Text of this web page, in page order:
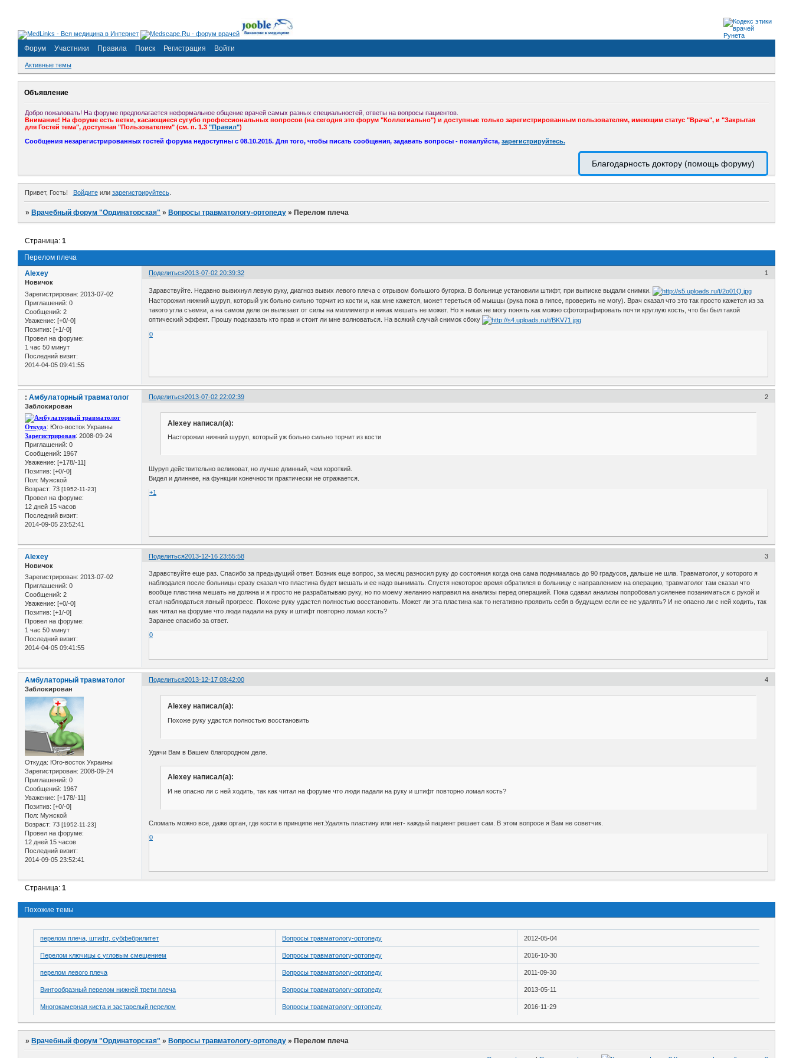
Форум Участники Правила Поиск Регистрация Войти
Активные темы
Объявление
Добро пожаловать! На форуме предполагается неформальное общение врачей самых разных специальностей, ответы на вопросы пациентов.
Внимание! На форуме есть ветки, касающиеся сугубо профессиональных вопросов (на сегодня это форум "Коллегиально") и доступные только зарегистрированным пользователям, имеющим статус "Врача", и "Закрытая
для Гостей тема", доступная "Пользователям" (см. п. 1.3 "Правил")
Сообщения незарегистрированных гостей форума недоступны с 08.10.2015. Для того, чтобы писать сообщения, задавать вопросы - пожалуйста, зарегистрируйтесь.
Благодарность доктору (помощь форуму)
Привет, Гость! Войдитеили зарегистрируйтесь.
» Врачебный форум "Ординаторская" » Вопросы травматологу-ортопеду » Перелом плеча
Перелом плеча
Страница:1
Поделиться 1
2013-07-02 20:39:32
Alexey
Новичок
Зарегистрирован: 2013-07-02
Приглашений: 0
Сообщений: 2
Уважение: [+0/-0]
Позитив: [+1/-0]
Провел на форуме:
1 час 50 минут
Последний визит:
2014-04-05 09:41:55
Здравствуйте. Недавно вывихнул левую руку, диагноз вывих левого плеча с отрывом большого бугорка. В больнице установили штифт, при выписке выдали снимки.
Насторожил нижний шуруп, который уж больно сильно торчит из кости и, как мне кажется, может тереться об мышцы (рука пока в гипсе, проверить не могу). Врач сказал что это так просто кажется из за
такого угла съемки, а на самом деле он вылезает от силы на миллиметр и никак мешать не может. Но я никак не могу понять как можно сфотографировать почти круглую кость, что бы был такой
оптический эффект. Прошу подсказать кто прав и стоит ли мне волноваться. На всякий случай снимок сбоку
0
Поделиться 2
2013-07-02 22:02:39
: Амбулаторный травматолог
Заблокирован
Откуда: Юго-восток Украины
Зарегистрирован: 2008-09-24
Приглашений: 0
Сообщений: 1967
Уважение: [+178/-11]
Позитив: [+0/-0]
Пол: Мужской
Возраст: 73 [1952-11-23]
Провел на форуме:
12 дней 15 часов
Последний визит:
2014-09-05 23:52:41
Alexey написал(а):
Насторожил нижний шуруп, который уж больно сильно торчит из кости
Шуруп действительно великоват, но лучше длинный, чем короткий.
Видел и длиннее, на функции конечности практически не отражается.
+1
Поделиться 3
2013-12-16 23:55:58
Alexey
Новичок
Зарегистрирован: 2013-07-02
Приглашений: 0
Сообщений: 2
Уважение: [+0/-0]
Позитив: [+1/-0]
Провел на форуме:
1 час 50 минут
Последний визит:
2014-04-05 09:41:55
Здравствуйте еще раз. Спасибо за предыдущий ответ. Возник еще вопрос, за месяц разносил руку до состояния когда она сама поднималась до 90 градусов, дальше не шла. Травматолог, у которого я
наблюдался после больницы сразу сказал что пластина будет мешать и ее надо вынимать. Спустя некоторое время обратился в больницу с направлением на операцию, травматолог там сказал что
вообще пластина мешать не должна и я просто не разрабатываю руку, но по моему желанию направил на анализы перед операцией. Пока сдавал анализы попробовал усиленее позаниматься с рукой и
стал наблюдаться явный прогресс. Похоже руку удастся полностью восстановить. Может ли эта пластина как то негативно проявить себя в будущем если ее не удалять? И не опасно ли с ней ходить, так
как читал на форуме что люди падали на руку и штифт повторно ломал кость?
Заранее спасибо за ответ.
0
Поделиться 4
2013-12-17 08:42:00
Амбулаторный травматолог
Заблокирован
Откуда: Юго-восток Украины
Зарегистрирован: 2008-09-24
Приглашений: 0
Сообщений: 1967
Уважение: [+178/-11]
Позитив: [+0/-0]
Пол: Мужской
Возраст: 73 [1952-11-23]
Провел на форуме:
12 дней 15 часов
Последний визит:
2014-09-05 23:52:41
Alexey написал(а):
Похоже руку удастся полностью восстановить
Удачи Вам в Вашем благородном деле.
Alexey написал(а):
И не опасно ли с ней ходить, так как читал на форуме что люди падали на руку и штифт повторно ломал кость?
Сломать можно все, даже орган, где кости в принципе нет.Удалять пластину или нет- каждый пациент решает сам. В этом вопросе я Вам не советчик.
0
Страница:1
Похожие темы
перелом плеча, штифт, субфебрилитет Вопросы травматологу-ортопеду 2012-05-04
Перелом ключицы с угловым смещением Вопросы травматологу-ортопеду 2016-10-30
перелом левого плеча Вопросы травматологу-ортопеду 2011-09-30
Винтообразный перелом нижней трети плеча Вопросы травматологу-ортопеду 2013-05-11
Многокамерная киста и застарелый перелом Вопросы травматологу-ортопеду 2016-11-29
» Врачебный форум "Ординаторская" » Вопросы травматологу-ортопеду » Перелом плеча